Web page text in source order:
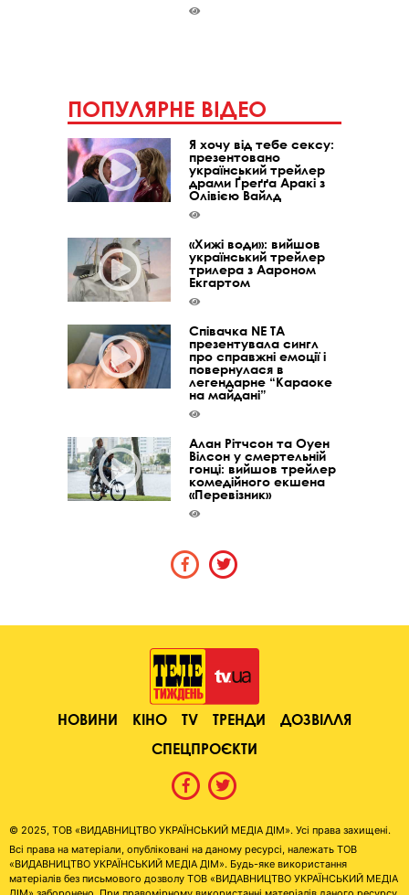
ПОПУЛЯРНЕ ВІДЕО
Я хочу від тебе сексу:
презентовано
український трейлер
драми Ґреґґа Аракі з
Олівією Вайлд
«Хижі води»: вийшов
український трейлер
трилера з Аароном
Екгартом
Співачка NE TA
презентувала сингл
про справжні емоції і
повернулася в
легендарне “Караоке
на майдані”
Алан Рітчсон та Оуен
Вілсон у смертельній
гонці: вийшов трейлер
комедійного екшена
«Перевізник»
НОВИНИ КІНО TV ТРЕНДИ
ДОЗВІЛЛЯ
СПЕЦПРОЄКТИ
© 2025, ТОВ «ВИДАВНИЦТВО УКРАЇНСЬКИЙ МЕДІА ДІМ». Усі права захищені.
Всі права на матеріали, опубліковані на даному ресурсі, належать ТОВ
«ВИДАВНИЦТВО УКРАЇНСЬКИЙ МЕДІА ДІМ». Будь-яке використання
матеріалів без письмового дозволу ТОВ «ВИДАВНИЦТВО УКРАЇНСЬКИЙ МЕДІА